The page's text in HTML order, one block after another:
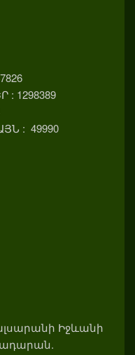
1298389
: 49990
Իջևանի